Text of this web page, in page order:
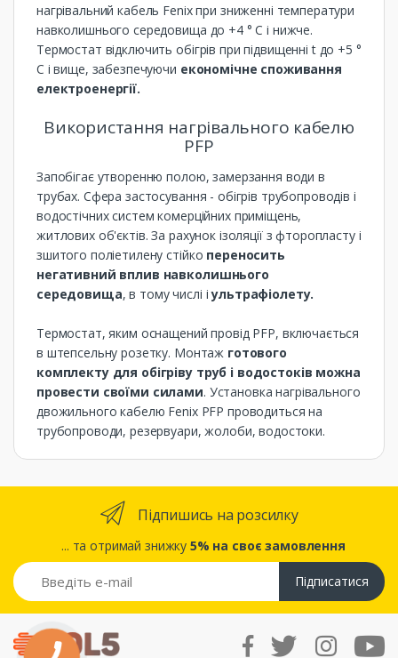
нагрівальний кабель Fenix ​​при зниженні температури
навколишнього середовища до +4 ° C і нижче.
Термостат відключить обігрів при підвищенні t до +5 °
C і вище, забезпечуючи економічне споживання
електроенергії.
Використання нагрівального кабелю
PFP
Запобігає утворенню полою, замерзання води в
трубах. Сфера застосування - обігрів трубопроводів і
водостічних систем комерційних приміщень,
житлових об'єктів. За рахунок ізоляції з фторопласту і
зшитого поліетилену стійко переносить
негативний вплив навколишнього
середовища, в тому числі іультрафіолету.
Термостат, яким оснащений провід PFP, включається
в штепсельну розетку. Монтаж готового
комплекту для обігріву труб і водостоків можна
провести своїми силами. Установка нагрівального
двожильного кабелю Fenix ​​PFP проводиться на
трубопроводи, резервуари, жолоби, водостоки.
Підпишись на розсилку
... та отримай знижку 5% на своє замовлення
Підписатися